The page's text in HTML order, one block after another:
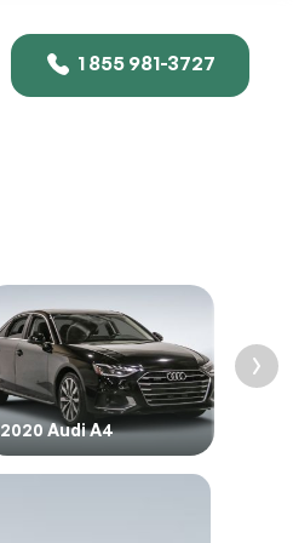
1 855 981-3727
2020 Audi A4